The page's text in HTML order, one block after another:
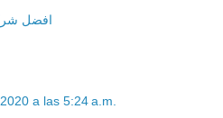
افضل
a las 5:24 a.m.